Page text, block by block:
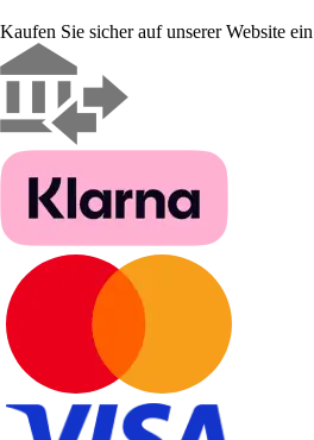
Kaufen Sie sicher auf unserer Website ein